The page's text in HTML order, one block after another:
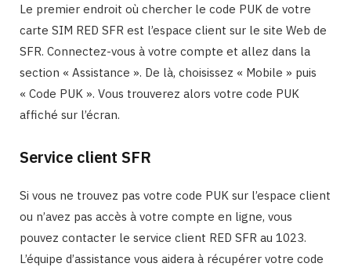
Le premier endroit où chercher le code PUK de votre
carte SIM RED SFR est l’espace client sur le site Web de
SFR. Connectez-vous à votre compte et allez dans la
section « Assistance ». De là, choisissez « Mobile » puis
« Code PUK ». Vous trouverez alors votre code PUK
affiché sur l’écran.
Service client SFR
Si vous ne trouvez pas votre code PUK sur l’espace client
ou n’avez pas accès à votre compte en ligne, vous
pouvez contacter le service client RED SFR au 1023.
L’équipe d’assistance vous aidera à récupérer votre code